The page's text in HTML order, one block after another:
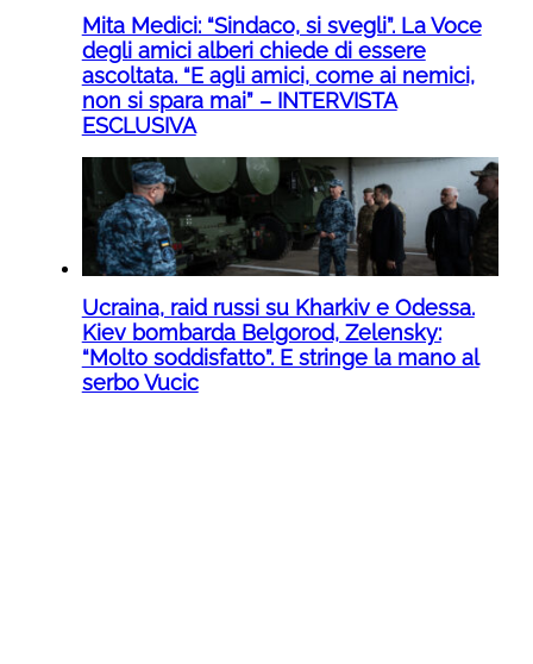
Mita Medici: “Sindaco, si svegli”. La Voce
degli amici alberi chiede di essere
ascoltata. “E agli amici, come ai nemici,
non si spara mai” – INTERVISTA
ESCLUSIVA
Ucraina, raid russi su Kharkiv e Odessa.
Kiev bombarda Belgorod, Zelensky:
“Molto soddisfatto”. E stringe la mano al
serbo Vucic